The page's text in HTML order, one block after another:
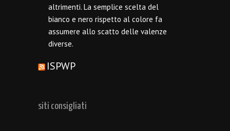
altrimenti. La semplice scelta del
bianco e nero rispetto al colore fa
assumere allo scatto delle valenze
diverse.
ISPWP
siti consigliati